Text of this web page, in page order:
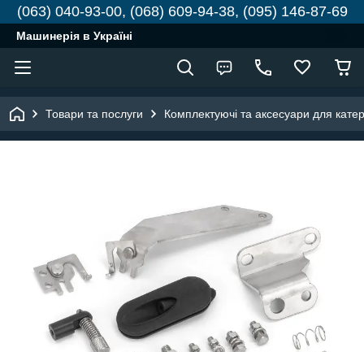
(063) 040-93-00, (068) 609-94-38, (095) 146-87-69
Машинерія в Україні
Товари та послуги Комплектуючі та аксесуари для